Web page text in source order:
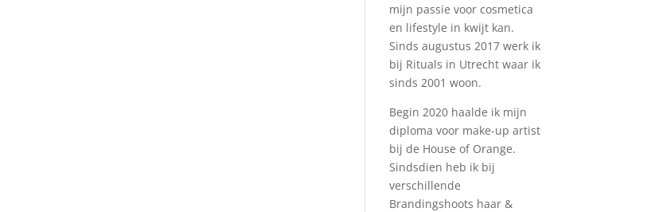
mijn passie voor cosmetica
en lifestyle in kwijt kan.
Sinds augustus 2017 werk ik
bij Rituals in Utrecht waar ik
sinds 2001 woon.
Begin 2020 haalde ik mijn
diploma voor make-up artist
bij de House of Orange.
Sindsdien heb ik bij
verschillende
Brandingshoots haar &